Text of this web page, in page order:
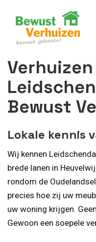
content
Bewust
Lokale kennis
Wij kennen
brede lanen in
rondom de
precies hoe zij uw
uw woning krijgen.
Gewoon een soepele